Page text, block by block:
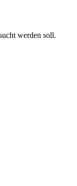
werden soll.